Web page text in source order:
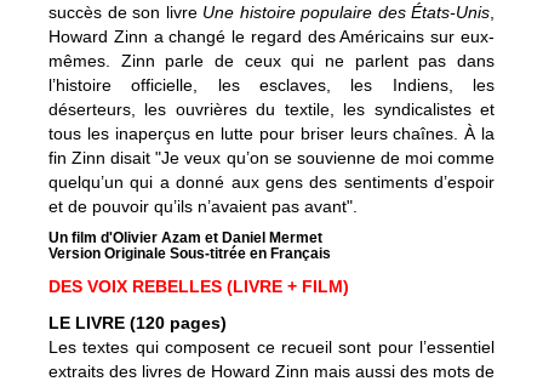
succès de son livre Une histoire populaire des États-Unis
Howard Zinn a changé le regard des Américains sur eux-
mêmes. Zinn parle de ceux qui ne parlent pas dans
l’histoire officielle, les esclaves, les Indiens, les
déserteurs, les ouvrières du textile, les syndicalistes et
tous les inaperçus en lutte pour briser leurs chaînes. À la
fin Zinn disait "Je veux qu’on se souvienne de moi comme
quelqu’un qui a donné aux gens des sentiments d’espoir
et de pouvoir qu’ils n’avaient pas avant".
Un film d'Olivier Azam et Daniel Mermet
Version Originale Sous-titrée en Français
DES VOIX REBELLES (LIVRE + FILM)
LE LIVRE (120 pages)
Les textes qui composent ce recueil sont pour l’essentiel
extraits des livres de Howard Zinn mais aussi des mots de